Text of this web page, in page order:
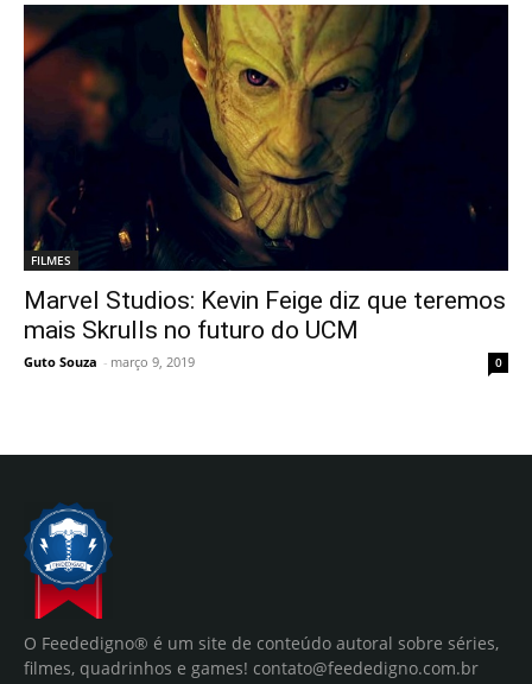
FILMES
Marvel Studios: Kevin Feige diz que teremos
mais Skrulls no futuro do UCM
Guto Souza - março 9, 2019 0
O Feededigno® é um site de conteúdo autoral sobre séries,
filmes, quadrinhos e games! contato@feededigno.com.br